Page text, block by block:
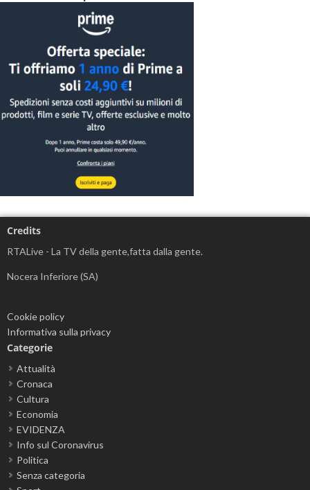
Credits
RTALive - La TV della gente,fatta dalla gente.
Nocera Inferiore (SA)
Cookie policy
Informativa sulla privacy
Categorie
Attualità
Cronaca
Cultura
Economia
EVIDENZA
Info sul Coronavirus
Politica
Senza categoria